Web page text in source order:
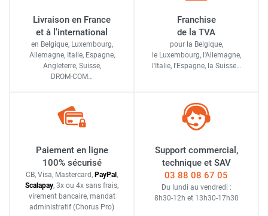
Livraison en France
et à l'international
en Belgique, Luxembourg,
Allemagne, Italie, Espagne,
Angleterre, Suisse,
DROM-COM…
Franchise
de la TVA
pour la Belgique,
le Luxembourg, l'Allemagne,
l'Italie, l'Espagne, la Suisse…
Paiement en ligne
100% sécurisé
CB, Visa, Mastercard, PayPal,
Scalapay, 3x ou 4x sans frais,
virement bancaire, mandat
administratif (Chorus Pro)
Support commercial,
technique et SAV
03 88 08 67 05
Du lundi au vendredi :
8h30-12h et 13h30-17h30